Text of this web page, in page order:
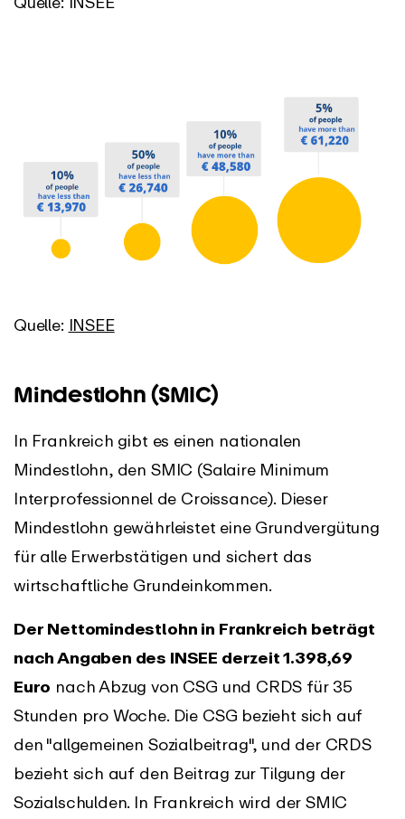
Quelle: INSEE
Mindestlohn (SMIC)
In Frankreich gibt es einen nationalen
Mindestlohn, den SMIC (Salaire Minimum
Interprofessionnel de Croissance). Dieser
Mindestlohn gewährleistet eine Grundvergütung
für alle Erwerbstätigen und sichert das
wirtschaftliche Grundeinkommen.
Der Nettomindestlohn in Frankreich beträgt
nach Angaben des INSEE derzeit 1.398,69
Euro nach Abzug von CSG und CRDS für 35
Stunden pro Woche.Die CSG bezieht sich auf
den "allgemeinen Sozialbeitrag", und der CRDS
bezieht sich auf den Beitrag zur Tilgung der
Sozialschulden. In Frankreich wird der SMIC